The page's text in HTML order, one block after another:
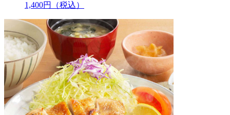
1,400円 （税込）